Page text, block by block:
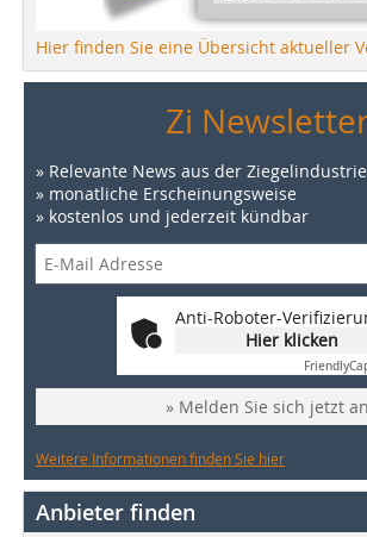
Hier finden Sie eine Übersicht aktueller
Zi
» Relevante News aus der Ziegelindustrie
» monatliche Erscheinungsweise
» kostenlos und jederzeit kündbar
Anti-Roboter-
Hier klicken
Friendly
» Melden Sie sich jetzt an
Weitere Informationen finden Sie hier
Anbieter finden